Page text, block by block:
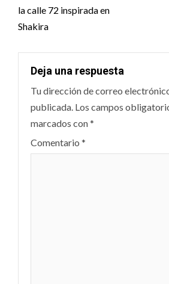
la calle 72 inspirada en
Shakira
Deja una respuesta
Tu dirección de correo
publicada. Los campos
marcados con*
Comentario *